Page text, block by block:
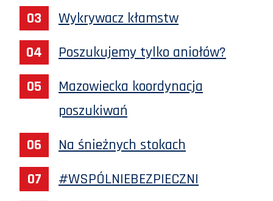
Wykrywacz kłamstw
Poszukujemy tylko aniołów?
Mazowiecka koordynacja
poszukiwań
Na śnieżnych stokach
#WSPÓLNIEBEZPIECZNI